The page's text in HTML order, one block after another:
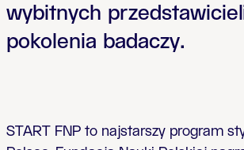
wybitnych
pokolenia badaczy.
START FNP to najstarszy program